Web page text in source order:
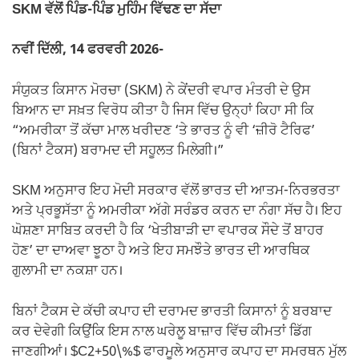
SKM ਵੱਲੋਂ ਪਿੰਡ-ਪਿੰਡ ਮੁਹਿੰਮ ਵਿੱਢਣ ਦਾ ਸੱਦਾ
ਨਵੀਂ ਦਿੱਲੀ, 14 ਫਰਵਰੀ 2026-
ਸੰਯੁਕਤ ਕਿਸਾਨ ਮੋਰਚਾ (SKM) ਨੇ ਕੇਂਦਰੀ ਵਪਾਰ ਮੰਤਰੀ ਦੇ ਉਸ
ਬਿਆਨ ਦਾ ਸਖ਼ਤ ਵਿਰੋਧ ਕੀਤਾ ਹੈ ਜਿਸ ਵਿੱਚ ਉਨ੍ਹਾਂ ਕਿਹਾ ਸੀ ਕਿ
“ਅਮਰੀਕਾ ਤੋਂ ਕੱਚਾ ਮਾਲ ਖਰੀਦਣ ‘ਤੇ ਭਾਰਤ ਨੂੰ ਵੀ ‘ਜ਼ੀਰੋ ਟੈਰਿਫ’
(ਬਿਨਾਂ ਟੈਕਸ) ਬਰਾਮਦ ਦੀ ਸਹੂਲਤ ਮਿਲੇਗੀ।”
SKM ਅਨੁਸਾਰ ਇਹ ਮੋਦੀ ਸਰਕਾਰ ਵੱਲੋਂ ਭਾਰਤ ਦੀ ਆਤਮ-ਨਿਰਭਰਤਾ
ਅਤੇ ਪ੍ਰਭੂਸੱਤਾ ਨੂੰ ਅਮਰੀਕਾ ਅੱਗੇ ਸਰੰਡਰ ਕਰਨ ਦਾ ਨੰਗਾ ਸੱਚ ਹੈ। ਇਹ
ਘੋਸ਼ਣਾ ਸਾਬਿਤ ਕਰਦੀ ਹੈ ਕਿ ‘ਖੇਤੀਬਾੜੀ ਦਾ ਵਪਾਰਕ ਸੌਦੇ ਤੋਂ ਬਾਹਰ
ਹੋਣ’ ਦਾ ਦਾਅਵਾ ਝੂਠਾ ਹੈ ਅਤੇ ਇਹ ਸਮਝੌਤੇ ਭਾਰਤ ਦੀ ਆਰਥਿਕ
ਗੁਲਾਮੀ ਦਾ ਨਕਸ਼ਾ ਹਨ।
ਬਿਨਾਂ ਟੈਕਸ ਦੇ ਕੱਚੀ ਕਪਾਹ ਦੀ ਦਰਾਮਦ ਭਾਰਤੀ ਕਿਸਾਨਾਂ ਨੂੰ ਬਰਬਾਦ
ਕਰ ਦੇਵੇਗੀ ਕਿਉਂਕਿ ਇਸ ਨਾਲ ਘਰੇਲੂ ਬਾਜ਼ਾਰ ਵਿੱਚ ਕੀਮਤਾਂ ਡਿੱਗ
ਜਾਣਗੀਆਂ। $C2+50\%$ ਫਾਰਮੂਲੇ ਅਨੁਸਾਰ ਕਪਾਹ ਦਾ ਸਮਰਥਨ ਮੁੱਲ